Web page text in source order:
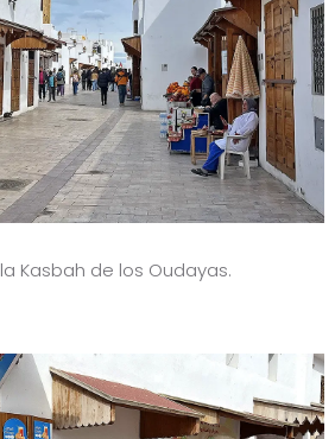
Kasbah de los Oudayas.